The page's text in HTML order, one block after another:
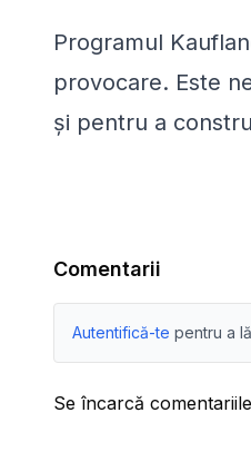
Programul
provocare. Este
și pentru a
Comentarii
Autentifică-te pentru a
Se încarcă